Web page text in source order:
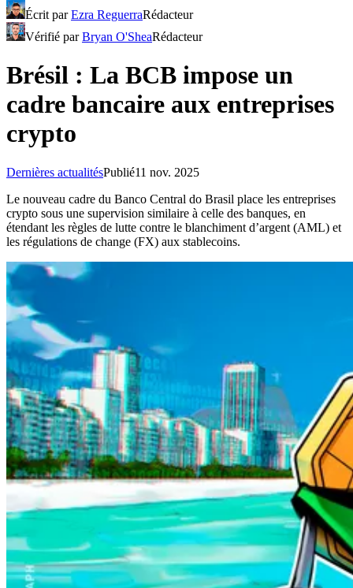
Écrit parEzra ReguerraRédacteur
Vérifié parBryan O'SheaRédacteur
Brésil : La BCB impose un
cadre bancaire aux entreprises
crypto
Dernières actualitésPublié11 nov. 2025
Le nouveau cadre du Banco Central do Brasil place les entreprises
crypto sous une supervision similaire à celle des banques, en
étendant les règles de lutte contre le blanchiment d’argent (AML) et
les régulations de change (FX) aux stablecoins.